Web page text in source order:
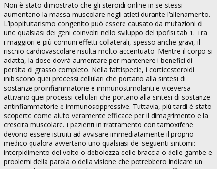
Non è stato dimostrato che gli steroidi online in se stessi
aumentano la massa muscolare negli atleti durante l’allenamento.
L’ipopituitarismo congenito può essere causato da mutazioni di
uno qualsiasi dei geni coinvolti nello sviluppo dell’ipofisi tab 1. Tra
i maggiori e più comuni effetti collaterali, spesso anche gravi, il
rischio cardiovascolare risulta molto accentuato. Mentre il corpo si
adatta, la dose dovrà aumentare per mantenere i benefici di
perdita di grasso completo. Nella fattispecie, i corticosteroidi
inibiscono quei processi cellulari che portano alla sintesi di
sostanze proinfiammatorie e immunostimolanti e viceversa
attivano quei processi cellulari che portano alla sintesi di sostanze
antinfiammatorie e immunosoppressive. Tuttavia, più tardi è stato
scoperto come aiuto veramente efficace per il dimagrimento e la
crescita muscolare. I pazienti in trattamento con tamoxifene
devono essere istruiti ad avvisare immediatamente il proprio
medico qualora avvertano uno qualsiasi dei seguenti sintomi:
intorpidimento del volto o debolezza delle braccia o delle gambe e
problemi della parola o della visione che potrebbero indicare un